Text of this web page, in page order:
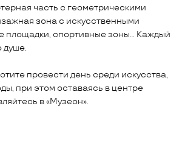
часть с геометрическими
зона с искусственными
площадки, спортивные зоны… Каждый
душе.
провести день среди искусства,
при этом оставаясь в центре
в «Музеон».